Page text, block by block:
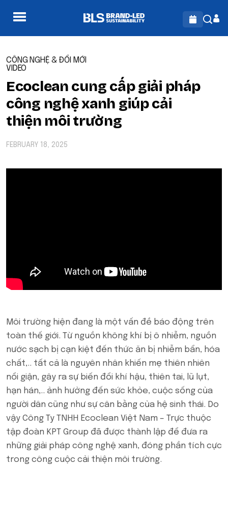
CÔNG NGHỆ & ĐỔI MỚI
VIDEO
Ecoclean cung cấp giải pháp
công nghệ xanh giúp cải
thiện môi trường
FEBRUARY 18, 2025
Môi trường hiện đang là một vấn đề báo động trên
toàn thế giới. Từ nguồn không khí bị ô nhiễm, nguồn
nước sạch bị cạn kiệt đến thức ăn bị nhiễm bẩn, hóa
chất,.. tất cả là nguyên nhân khiến mẹ thiên nhiên
nổi giận, gây ra sự biến đổi khí hậu, thiên tai, lũ lụt,
hạn hán,.. ảnh hưởng đến sức khỏe, cuộc sống của
người dân cũng như sự cân bằng của hệ sinh thái. Do
vậy Công Ty TNHH Ecoclean Việt Nam – Trực thuộc
tập đoàn KPT Group đã được thành lập để đưa ra
những giải pháp công nghệ xanh, đóng phần tích cực
trong công cuộc cải thiện môi trường.